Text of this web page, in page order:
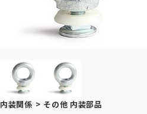
内装関係 > その他 内装部品